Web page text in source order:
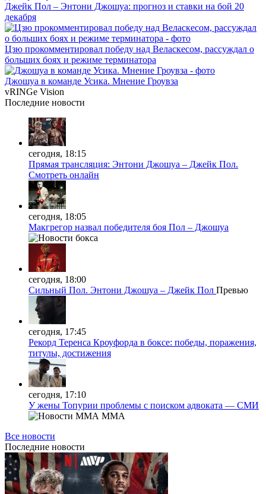
Джейк Пол – Энтони Джошуа: прогноз и ставки на бой 20
декабря
Цзю прокомментировал победу над Веласкесом, рассуждал о
больших боях и режиме терминатора
Джошуа в команде Усика. Мнение Гроувза
vRINGe Vision
Последние новости
сегодня, 18:15
Прямая трансляция: Энтони Джошуа – Джейк Пол.
Смотреть онлайн
сегодня, 18:05
Макгрегор назвал победителя боя Пол – Джошуа
сегодня, 18:00
Сильный Пол. Энтони Джошуа – Джейк Пол Превью
сегодня, 17:45
Рекорд Теренса Кроуфорда в боксе: победы, поражения,
титулы, достижения
сегодня, 17:10
У жены Топурии проблемы с поиском адвоката — СМИ
MMA
Все новости
Последние новости